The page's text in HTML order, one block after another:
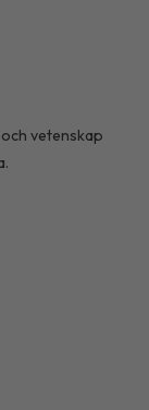
vetenskap